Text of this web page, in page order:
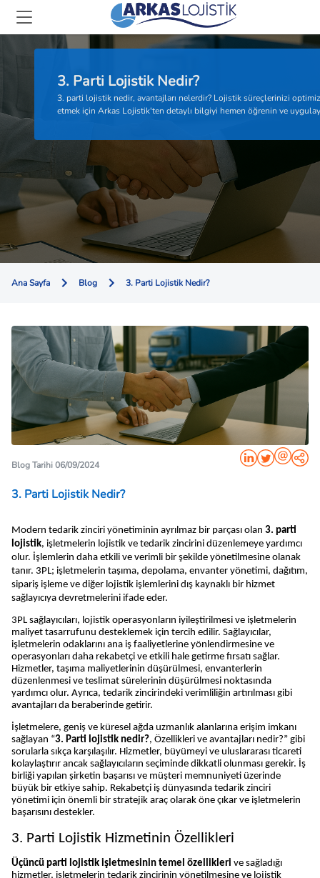
3. Parti Lojistik Nedir?
3. parti lojistik nedir, avantajları nelerdir? Lojistik süreçlerinizi
etmek için Arkas Lojistik'ten detaylı bilgiyi hemen öğrenin ve
Ana Sayfa Blog 3. Parti Lojistik Nedir?
Blog Tarihi 06/09/2024
3. Parti Lojistik Nedir?
Modern tedarik zinciri yönetiminin ayrılmaz bir parçası olan 3. parti
lojistik, işletmelerin lojistik ve tedarik zincirini düzenlemeye yardımcı
olur. İşlemlerin daha etkili ve verimli bir şekilde yönetilmesine olanak
tanır. 3PL; işletmelerin taşıma, depolama, envanter yönetimi, dağıtım,
sipariş işleme ve diğer lojistik işlemlerini dış kaynaklı bir hizmet
sağlayıcıya devretmelerini ifade eder.
3PL sağlayıcıları, lojistik operasyonların iyileştirilmesi ve işletmelerin
maliyet tasarrufunu desteklemek için tercih edilir. Sağlayıcılar,
işletmelerin odaklarını ana iş faaliyetlerine yönlendirmesine ve
operasyonları daha rekabetçi ve etkili hale getirme fırsatı sağlar.
Hizmetler, taşıma maliyetlerinin düşürülmesi, envanterlerin
düzenlenmesi ve teslimat sürelerinin düşürülmesi noktasında
yardımcı olur. Ayrıca, tedarik zincirindeki verimliliğin artırılması gibi
avantajları da beraberinde getirir.
İşletmelere, geniş ve küresel ağda uzmanlık alanlarına erişim imkanı
sağlayan “3. Parti lojistik nedir?, Özellikleri ve avantajları nedir?” gibi
sorularla sıkça karşılaşılır. Hizmetler, büyümeyi ve uluslararası ticareti
kolaylaştırır ancak sağlayıcıların seçiminde dikkatli olunması gerekir. İş
birliği yapılan şirketin başarısı ve müşteri memnuniyeti üzerinde
büyük bir etkiye sahip. Rekabetçi iş dünyasında tedarik zinciri
yönetimi için önemli bir stratejik araç olarak öne çıkar ve işletmelerin
başarısını destekler.
3. Parti Lojistik Hizmetinin Özellikleri
Üçüncü parti lojistik işletmesinin temel özellikleri ve sağladığı
hizmetler, işletmelerin tedarik zincirinin yönetilmesine ve lojistik